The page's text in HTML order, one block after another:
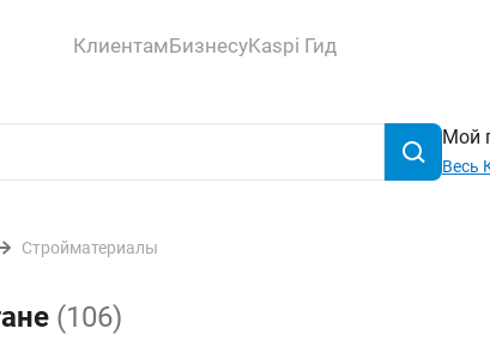
КлиентамБизнесуKaspi Гид
Мой
Весь
Стройматериалы
(106)